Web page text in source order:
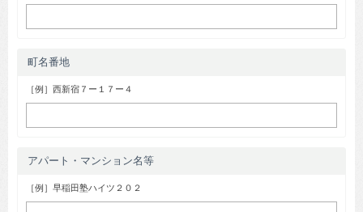
町名番地
［例］西新宿７ー１７ー４
アパート・マンション名等
［例］早稲田塾ハイツ２０２